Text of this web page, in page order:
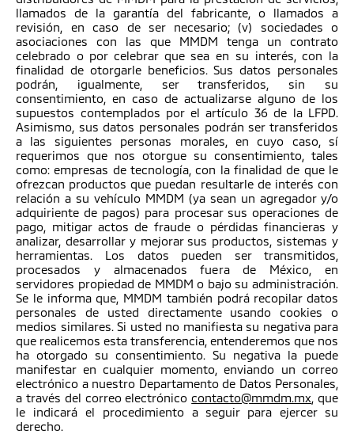
llamados de la garantía del fabricante, o llamados a
revisión, en caso de ser necesario; (v) sociedades o
asociaciones con las que MMDM tenga un contrato
celebrado o por celebrar que sea en su interés, con la
finalidad de otorgarle beneficios. Sus datos personales
podrán, igualmente, ser transferidos, sin su
consentimiento, en caso de actualizarse alguno de los
supuestos contemplados por el artículo 36 de la LFPD.
Asimismo, sus datos personales podrán ser transferidos
a las siguientes personas morales, en cuyo caso, sí
requerimos que nos otorgue su consentimiento, tales
como: empresas de tecnología, con la finalidad de que le
ofrezcan productos que puedan resultarle de interés con
relación a su vehículo MMDM (ya sean un agregador y/o
adquiriente de pagos) para procesar sus operaciones de
pago, mitigar actos de fraude o pérdidas financieras y
analizar, desarrollar y mejorar sus productos, sistemas y
herramientas. Los datos pueden ser transmitidos,
procesados y almacenados fuera de México, en
servidores propiedad de MMDM o bajo su administración.
Se le informa que, MMDM también podrá recopilar datos
personales de usted directamente usando cookies o
medios similares. Si usted no manifiesta su negativa para
que realicemos esta transferencia, entenderemos que nos
ha otorgado su consentimiento. Su negativa la puede
manifestar en cualquier momento, enviando un correo
electrónico a nuestro Departamento de Datos Personales,
a través del correo electrónicocontacto@mmdm.mx, que
le indicará el procedimiento a seguir para ejercer su
derecho.